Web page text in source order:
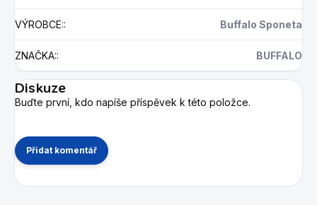
VÝROBCE:: Buffalo Sponeta
ZNAČKA:: BUFFALO
Diskuze
Buďte první, kdo napíše příspěvek k této položce.
Přidat komentář